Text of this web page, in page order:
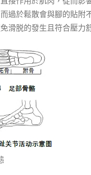
過於鬆散會與腳的貼附
滑脱的發生且符合壓力